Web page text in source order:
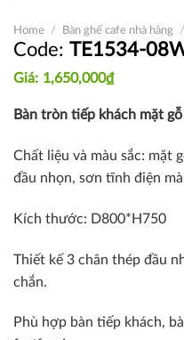
Home / Bàn ghế cafe nhà hàng /
TE1534-
1,650,000₫
Bàn tròn tiếp khách mặt
Chất liệu và màu sắc: mặt
đầu nhọn, sơn tĩnh điện
Kích thước: D800*H750
Thiết kế 3 chân thép đầu
chắn.
Phù hợp bàn tiếp khách,